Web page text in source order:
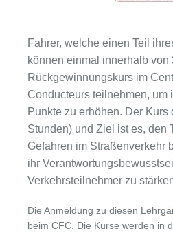
Fahrer, welche einen Teil
können einmal innerhalb von
Rückgewinnungskurs im
Conducteurs teilnehmen, um
Punkte zu erhöhen. Der Kurs
Stunden) und Ziel ist es, den
Gefahren im Straßenverkehr
ihr
Verkehrsteilnehmer zu
Die Anmeldung zu diesen
beim CFC. Die Kurse werden in